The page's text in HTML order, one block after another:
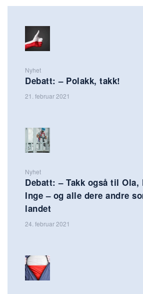
Nyhet
Debatt: – Polakk, takk!
21. februar 2021
Nyhet
Debatt: – Takk også til
Inge – og alle dere andre
landet
24. februar 2021